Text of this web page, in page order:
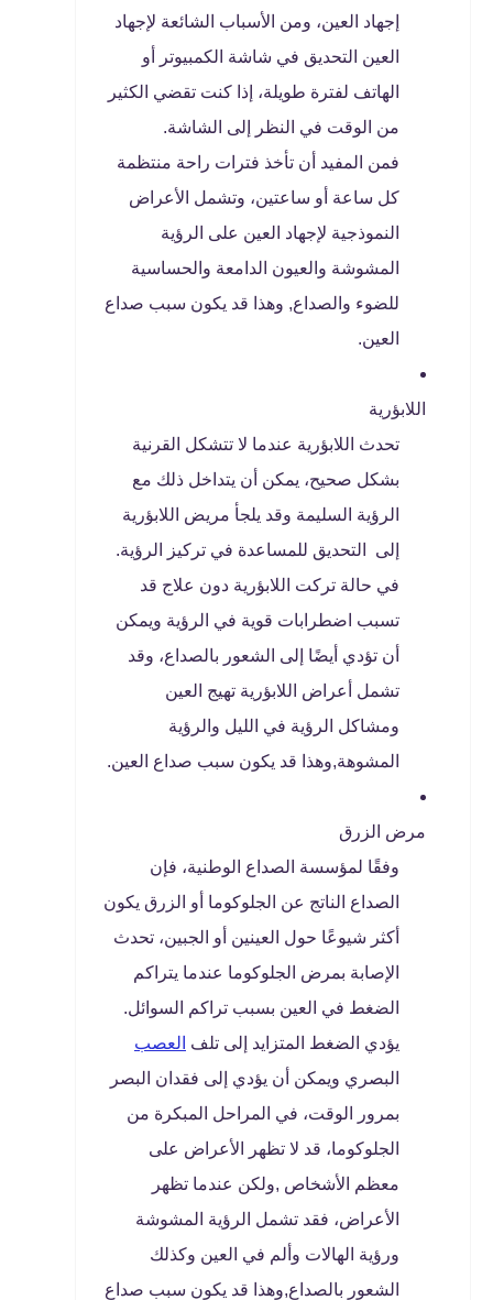
إجهاد العين، ومن الأسباب الشائعة لإجهاد
العين التحديق في شاشة الكمبيوتر أو
الهاتف لفترة طويلة، إذا كنت تقضي الكثير
من الوقت في النظر إلى الشاشة.
فمن المفيد أن تأخذ فترات راحة منتظمة
كل ساعة أو ساعتين، وتشمل الأعراض
النموذجية لإجهاد العين على الرؤية
المشوشة والعيون الدامعة والحساسية
للضوء والصداع, وهذا قد يكون سبب صداع
العين.
اللابؤرية
تحدث اللابؤرية عندما لا تتشكل القرنية
بشكل صحيح، يمكن أن يتداخل ذلك مع
الرؤية السليمة وقد يلجأ مريض اللابؤرية
إلى التحديق للمساعدة في تركيز الرؤية.
في حالة تركت اللابؤرية دون علاج قد
تسبب اضطرابات قوية في الرؤية ويمكن
أن تؤدي أيضًا إلى الشعور بالصداع، وقد
تشمل أعراض اللابؤرية تهيج العين
ومشاكل الرؤية في الليل والرؤية
المشوهة,وهذا قد يكون سبب صداع العين.
مرض الزرق
وفقًا لمؤسسة الصداع الوطنية، فإن
الصداع الناتج عن الجلوكوما أو الزرق يكون
أكثر شيوعًا حول العينين أو الجبين، تحدث
الإصابة بمرض الجلوكوما عندما يتراكم
الضغط في العين بسبب تراكم السوائل.
يؤدي الضغط المتزايد إلى تلف العصب
البصري ويمكن أن يؤدي إلى فقدان البصر
بمرور الوقت، في المراحل المبكرة من
الجلوكوما، قد لا تظهر الأعراض على
معظم الأشخاص ,ولكن عندما تظهر
الأعراض، فقد تشمل الرؤية المشوشة
ورؤية الهالات وألم في العين وكذلك
الشعور بالصداع,وهذا قد يكون سبب صداع